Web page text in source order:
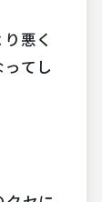
悪く
てし